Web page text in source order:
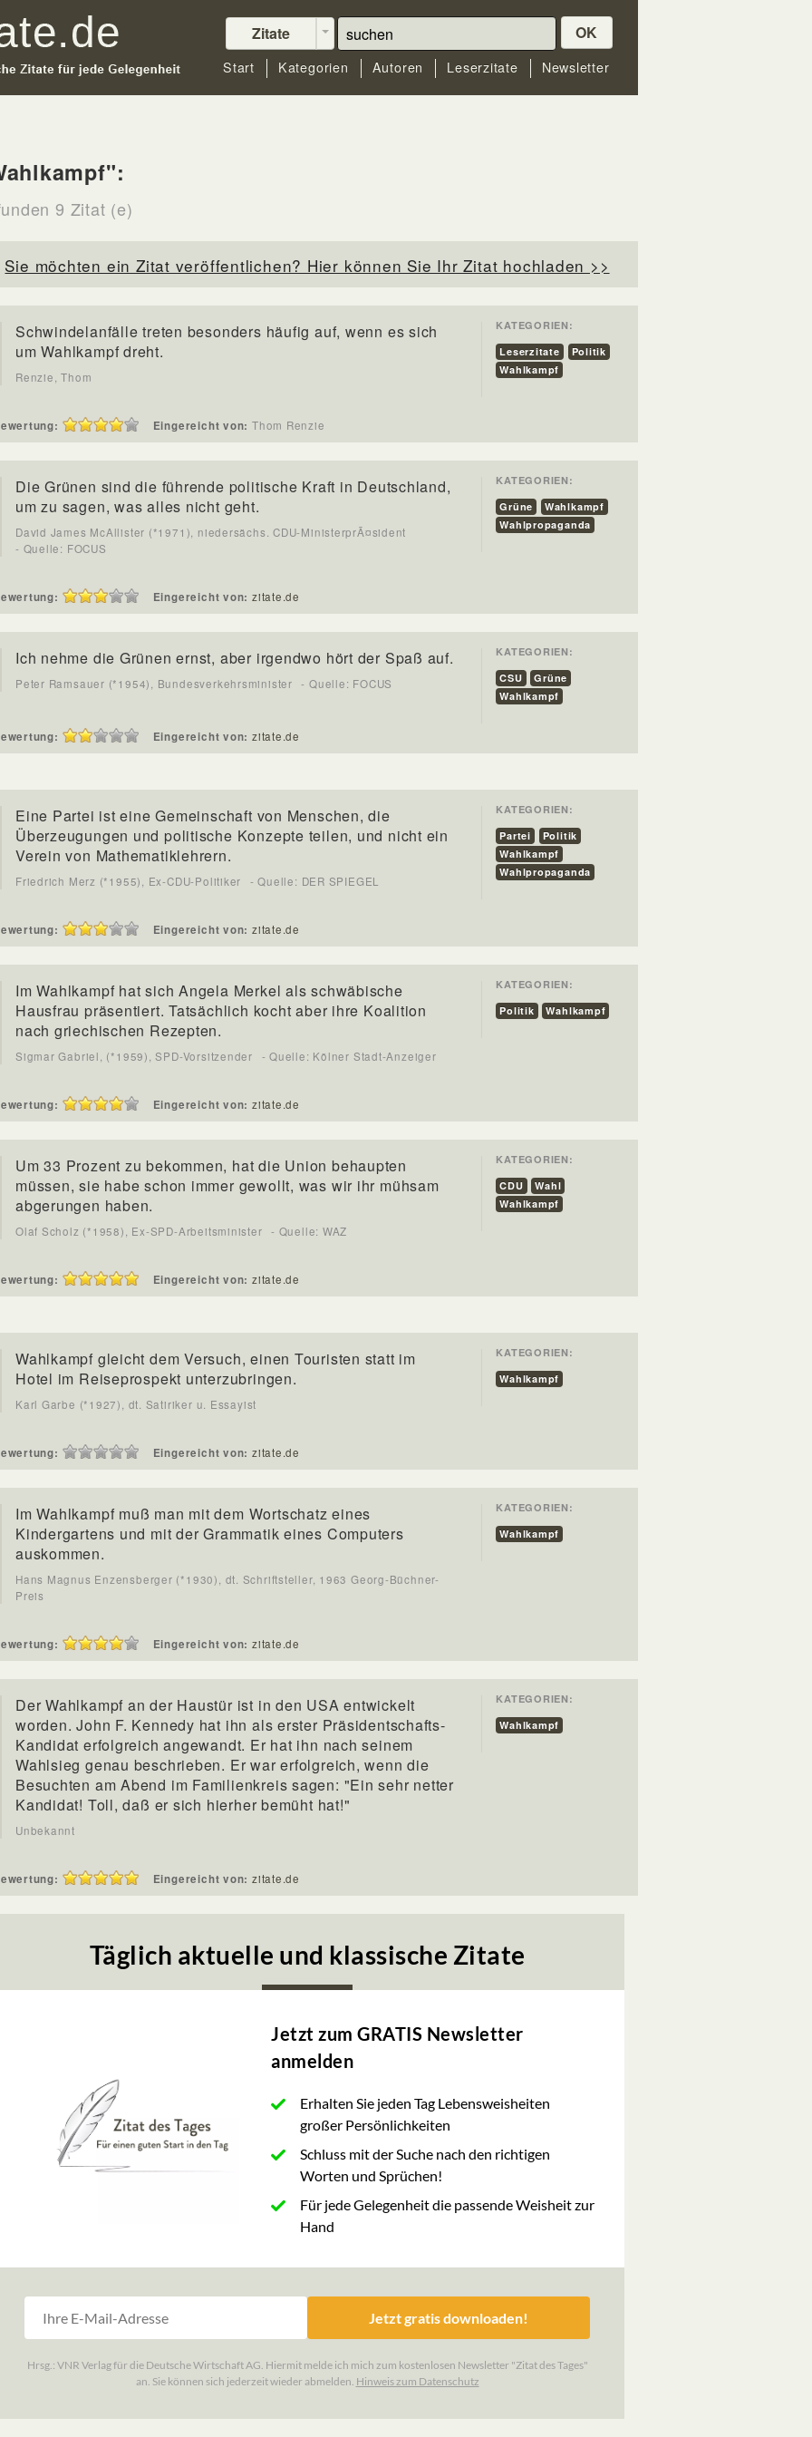
Zitate OK
Start Kategorien Autoren Leserzitate Newsletter
9 Zitat (e)
Sie möchten ein Zitat veröffentlichen? Hier können Sie Ihr Zitat hochladen >>
Schwindelanfälle treten besonders häufig auf, wenn es sich
um Wahlkampf dreht.
Renzie, Thom
KATEGORIEN:
Leserzitate
Politik
Wahlkampf
Eingereicht von: Thom Renzie
Die Grünen sind die führende politische Kraft in Deutschland,
um zu sagen, was alles nicht geht.
David James McAllister (*1971), niedersächs. CDU-MinisterprÃ¤sident
- Quelle: FOCUS
KATEGORIEN:
Grüne
Wahlkampf
Wahlpropaganda
Eingereicht von: zitate.de
Ich nehme die Grünen ernst, aber irgendwo hört der Spaß auf.
Peter Ramsauer (*1954), Bundesverkehrsminister - Quelle: FOCUS
KATEGORIEN:
CSU
Grüne
Wahlkampf
Eingereicht von: zitate.de
Eine Partei ist eine Gemeinschaft von Menschen, die
Überzeugungen und politische Konzepte teilen, und nicht ein
Verein von Mathematiklehrern.
Friedrich Merz (*1955), Ex-CDU-Politiker - Quelle: DER SPIEGEL
KATEGORIEN:
Partei
Politik
Wahlkampf
Wahlpropaganda
Eingereicht von: zitate.de
Im Wahlkampf hat sich Angela Merkel als schwäbische
Hausfrau präsentiert. Tatsächlich kocht aber ihre Koalition
nach griechischen Rezepten.
Sigmar Gabriel, (*1959), SPD-Vorsitzender - Quelle: Kölner Stadt-Anzeiger
KATEGORIEN:
Politik
Wahlkampf
Eingereicht von: zitate.de
Um 33 Prozent zu bekommen, hat die Union behaupten
müssen, sie habe schon immer gewollt, was wir ihr mühsam
abgerungen haben.
Olaf Scholz (*1958), Ex-SPD-Arbeitsminister - Quelle: WAZ
KATEGORIEN:
CDU
Wahl
Wahlkampf
Eingereicht von: zitate.de
Wahlkampf gleicht dem Versuch, einen Touristen statt im
Hotel im Reiseprospekt unterzubringen.
Karl Garbe (*1927), dt. Satiriker u. Essayist
KATEGORIEN:
Wahlkampf
Eingereicht von: zitate.de
Im Wahlkampf muß man mit dem Wortschatz eines
Kindergartens und mit der Grammatik eines Computers
auskommen.
Hans Magnus Enzensberger (*1930), dt. Schriftsteller, 1963 Georg-Büchner-
Preis
KATEGORIEN:
Wahlkampf
Eingereicht von: zitate.de
Der Wahlkampf an der Haustür ist in den USA entwickelt
worden. John F. Kennedy hat ihn als erster Präsidentschafts-
Kandidat erfolgreich angewandt. Er hat ihn nach seinem
Wahlsieg genau beschrieben. Er war erfolgreich, wenn die
Besuchten am Abend im Familienkreis sagen: "Ein sehr netter
Kandidat! Toll, daß er sich hierher bemüht hat!"
Unbekannt
KATEGORIEN:
Wahlkampf
Eingereicht von: zitate.de